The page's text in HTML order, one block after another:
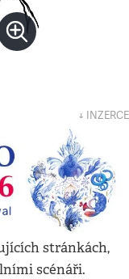
↓ INZERCE
stránkách,
scénáři.